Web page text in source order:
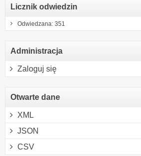
Licznik odwiedzin
Odwiedzana: 351
Administracja
Zaloguj się
Otwarte dane
XML
JSON
CSV